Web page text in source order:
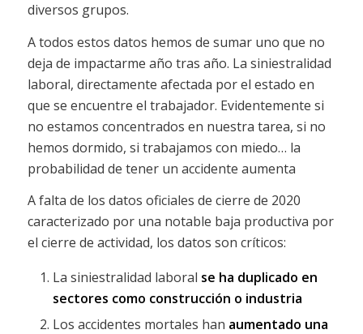
diversos grupos.
A todos estos datos hemos de sumar uno que no
deja de impactarme año tras año. La siniestralidad
laboral, directamente afectada por el estado en
que se encuentre el trabajador. Evidentemente si
no estamos concentrados en nuestra tarea, si no
hemos dormido, si trabajamos con miedo… la
probabilidad de tener un accidente aumenta
A falta de los datos oficiales de cierre de 2020
caracterizado por una notable baja productiva por
el cierre de actividad, los datos son críticos:
La siniestralidad laboral se ha duplicado en
sectores como construcción o industria
Los accidentes mortales han aumentado una